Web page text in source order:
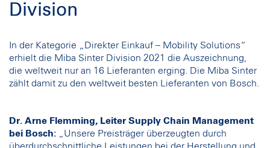
Division
In der Kategorie „Direkter Einkauf – Mobility Solutions“
erhielt die Miba Sinter Division 2021 die Auszeichnung,
die weltweit nur an 16 Lieferanten erging. Die Miba Sinter
zählt damit zu den weltweit besten Lieferanten von Bosch.
Dr. Arne Flemming, Leiter Supply Chain Management
bei Bosch:
„Unsere Preisträger überzeugten durch
überdurchschnittliche Leistungen bei der Herstellung und